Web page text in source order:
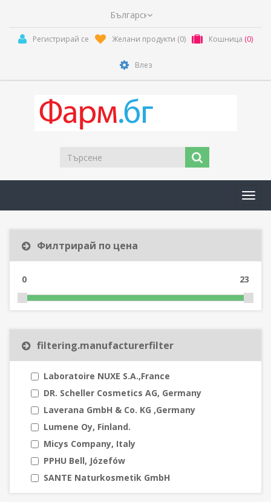
Регистрирай се Желани продукти (0) Кошница (0)
Влез
Филтрирай по цена
0 23
filtering.manufacturerfilter
Laboratoire NUXE S.A.,France
DR. Scheller Cosmetics AG, Germany
Laverana GmbH & Co. KG ,Germany
Lumene Oy, Finland.
Micys Company, Italy
PPHU Bell, Józefów
SANTE Naturkosmetik GmbH